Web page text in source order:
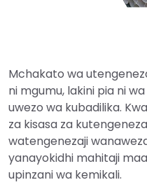
Mchakato wa
ni mgumu, lakini pia ni
uwezo wa kubadilika.
za kisasa za
watengenezaji
yanayokidhi mahitaji
upinzani wa kemikali.